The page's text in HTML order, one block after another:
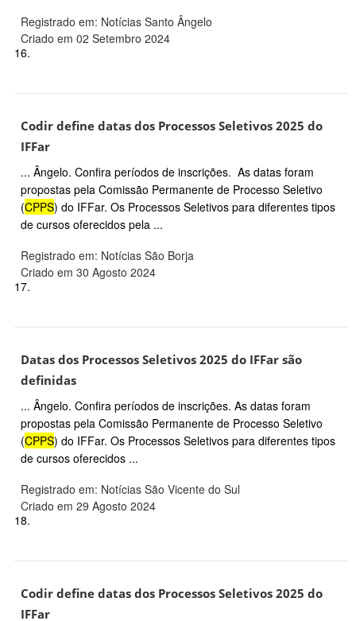
Registrado em: Notícias Santo Ângelo
Criado em 02 Setembro 2024
16.
Codir define datas dos Processos Seletivos 2025 do
IFFar
... Ângelo. Confira períodos de inscrições. As datas foram
propostas pela Comissão Permanente de Processo Seletivo
(CPPS) do IFFar. Os Processos Seletivos para diferentes tipos
de cursos oferecidos pela ...
Registrado em: Notícias São Borja
Criado em 30 Agosto 2024
17.
Datas dos Processos Seletivos 2025 do IFFar são
definidas
... Ângelo. Confira períodos de inscrições. As datas foram
propostas pela Comissão Permanente de Processo Seletivo
(CPPS) do IFFar. Os Processos Seletivos para diferentes tipos
de cursos oferecidos ...
Registrado em: Notícias São Vicente do Sul
Criado em 29 Agosto 2024
18.
Codir define datas dos Processos Seletivos 2025 do
IFFar